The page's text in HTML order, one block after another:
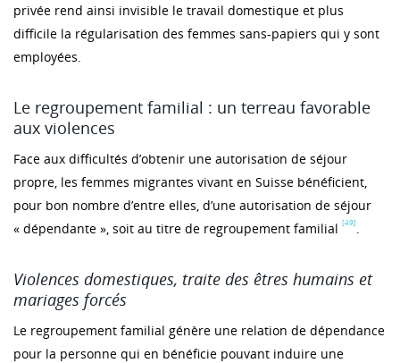
privée rend ainsi invisible le travail domestique et plus
difficile la régularisation des femmes sans-papiers qui y sont
employées.
Le regroupement familial : un terreau favorable
aux violences
Face aux difficultés d’obtenir une autorisation de séjour
propre, les femmes migrantes vivant en Suisse bénéficient,
pour bon nombre d’entre elles, d’une autorisation de séjour
« dépendante », soit au titre de regroupement familial [49] .
Violences domestiques, traite des êtres humains et
mariages forcés
Le regroupement familial génère une relation de dépendance
pour la personne qui en bénéficie pouvant induire une